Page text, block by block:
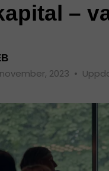
–
2023 •